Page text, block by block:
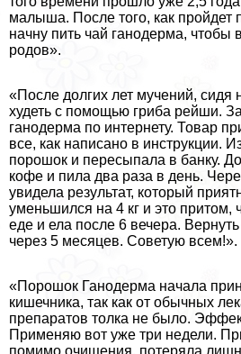
малыша. После того, как пройдет
начну пить чай ганодерма, чтобы
родов».
«После долгих лет мучений, сидя
худеть с помощью гриба рейши.
ганодерма по интернету. Товар
все, как написано в инструкции.
порошок и пересыпала в банку.
кофе и пила два раза в день.
увидела результат, который
уменьшился на 4 кг и это притом,
еде и ела после 6 вечера.
через 5 месяцев. Советую всем!».
«Порошок Ганодерма начала
кишечника, так как от обычных
препаратов толка не было.
Применяю вот уже три недели.
помимо очищения, потеряла